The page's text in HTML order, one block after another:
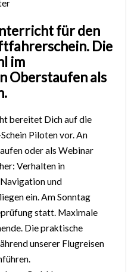
für den
Die
im
Oberstaufen als
bereitet Dich auf die
Piloten vor. An
oder als Webinar
Verhalten in
und
ein. Am Sonntag
statt. Maximale
Die praktische
unserer Flugreisen